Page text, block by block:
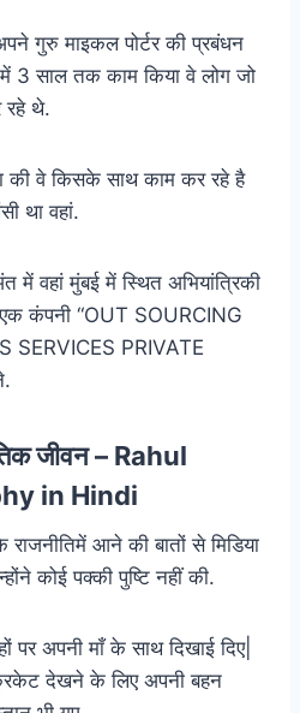
गुरु माइकल पोर्टर की प्रबंधन
में 3 साल तक काम किया वे लोग जो
रहे थे.
की वे किसके साथ काम कर रहे है
था वहां.
वहां मुंबई में स्थित अभियांत्रिकी
एक कंपनी “OUT SOURCING
SERVICES PRIVATE
जीवन – Rahul
in Hindi
आने की बातों से मिडिया
कोई पक्की पुष्टि नहीं की.
पर अपनी माँ के साथ दिखाई दिए|
देखने के लिए अपनी बहन